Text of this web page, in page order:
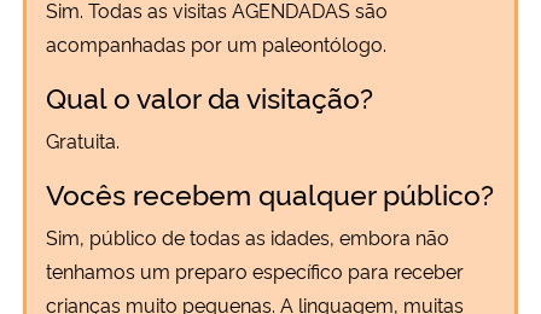
Sim. Todas as visitas AGENDADAS são
acompanhadas por um paleontólogo.
Qual o valor da visitação?
Gratuita.
Vocês recebem qualquer público?
Sim, público de todas as idades, embora não
tenhamos um preparo específico para receber
crianças muito pequenas. A linguagem, muitas